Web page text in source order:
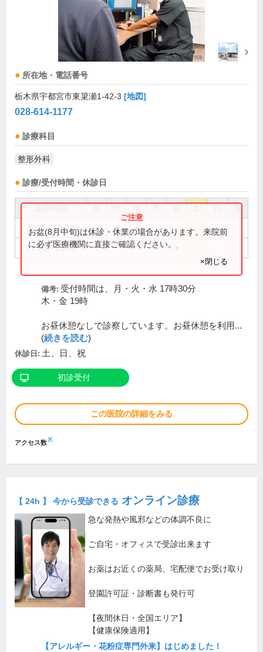
所在地・電話番号
栃木県宇都宮市東簗瀬1-42-3 [地図]
028-614-1177
診療科目
整形外科
診療/受付時間・休診日
祝
9:00～18:00 ● ● ●
11:00～19:00 ●
お盆(8月中旬)は休診・休業の場合があります。来院前
に必ず医療機関に直接ご確認ください。
×閉じる
備考: 受付時間は、月・火・水 17時30分
木・金 19時
お昼休憩なしで診察しています。お昼休憩を利用...
(続きを読む)
休診日: 土、日、祝
初診受付
この医院の詳細をみる
アクセス数※
【 24h 】 今から受診できる オンライン診療
急な発熱や風邪などの体調不良に
ご自宅・オフィスで受診出来ます
お薬はお近くの薬局、宅配便でお受け取り
登園許可証・診断書も発行可
【夜間休日・全国エリア】
【健康保険適用】
【アレルギー・花粉症専門外来】はじめました！